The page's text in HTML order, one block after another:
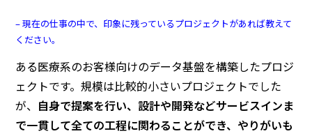
– 現在の仕事の中で、印象に残っているプロジェクトがあれば教えて
ください。
ある医療系のお客様向けのデータ基盤を構築したプロジ
ェクトです。規模は比較的小さいプロジェクトでした
が、 自身で提案を行い、設計や開発などサービスインま
で一貫して全ての工程に関わることができ、やりがいも